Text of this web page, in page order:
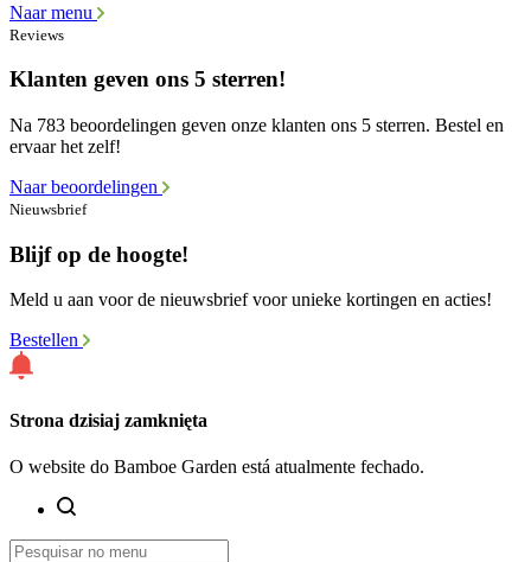
Naar menu
Reviews
Klanten geven ons 5 sterren!
Na 783 beoordelingen geven onze klanten ons 5 sterren. Bestel en
ervaar het zelf!
Naar beoordelingen
Nieuwsbrief
Blijf op de hoogte!
Meld u aan voor de nieuwsbrief voor unieke kortingen en acties!
Bestellen
Strona dzisiaj zamknięta
O website do Bamboe Garden está atualmente fechado.